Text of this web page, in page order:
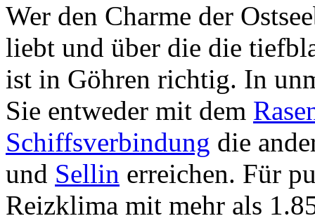
Wer den Charme der
liebt und über die die
ist in Göhren richtig. In
Sie entweder mit dem
Schiffsverbindung die
und Sellin erreichen. Für
Reizklima mit mehr als